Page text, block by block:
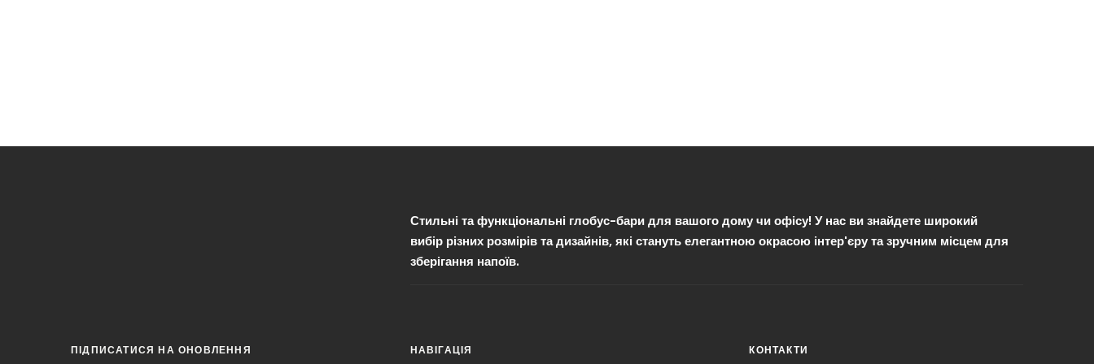
Стильні та функціональні глобус-бари для вашого дому чи офісу! У нас ви знайдете широкий
вибір різних розмірів та дизайнів, які стануть елегантною окрасою інтер'єру та зручним місцем для
зберігання напоїв.
ПІДПИСАТИСЯ НА ОНОВЛЕННЯ НАВІГАЦІЯ КОНТАКТИ